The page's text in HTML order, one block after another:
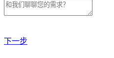
下一步